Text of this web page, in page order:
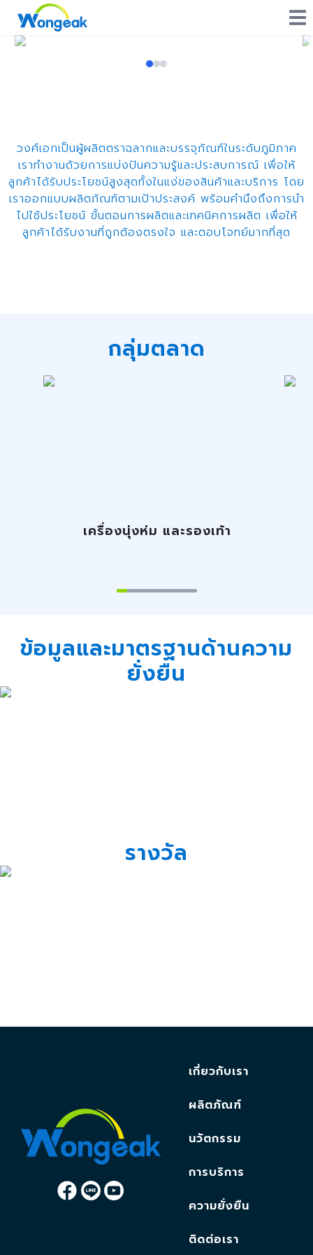
วงศ์เอกเป็นผู้ผลิตตราฉลากและบรรจุภัณฑ์ในระดับภูมิภาค
เราทำงานด้วยการแบ่งปันความรู้และประสบการณ์ เพื่อให้
ลูกค้าได้รับประโยชน์สูงสุดทั้งในแง่ของสินค้าและบริการ โดย
เราออกแบบผลิตภัณฑ์ตามเป้าประสงค์ พร้อมคำนึงถึงการนำ
ไปใช้ประโยชน์ ขั้นตอนการผลิตและเทคนิคการผลิต เพื่อให้
ลูกค้าได้รับงานที่ถูกต้องตรงใจ และตอบโจทย์มากที่สุด
กลุ่มตลาด
เครื่องนุ่งห่ม และรองเท้า
ข้อมูลและมาตรฐานด้านความ
ยั่งยืน
รางวัล
เกี่ยวกับเรา
ผลิตภัณฑ์
นวัตกรรม
การบริการ
ความยั่งยืน
ติดต่อเรา